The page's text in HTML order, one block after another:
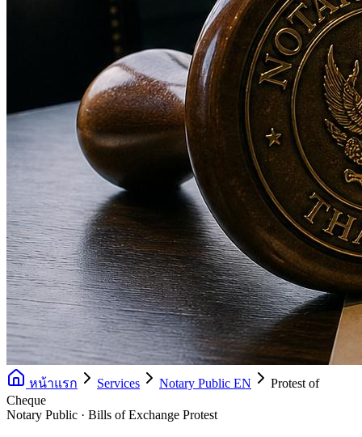
หน้าแรก Services Notary Public EN
Protest of
Cheque
Notary Public · Bills of Exchange Protest